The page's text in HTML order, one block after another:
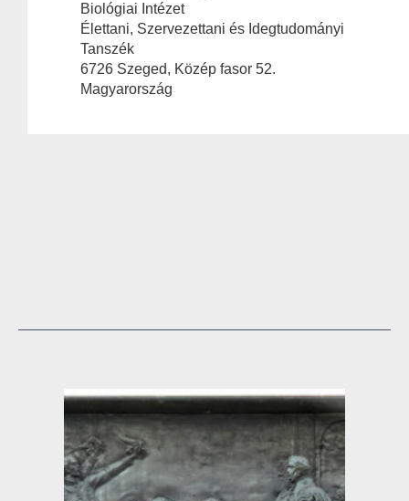
Biológiai Intézet
Élettani, Szervezettani és Idegtudományi
Tanszék
6726 Szeged, Közép fasor 52.
Magyarország